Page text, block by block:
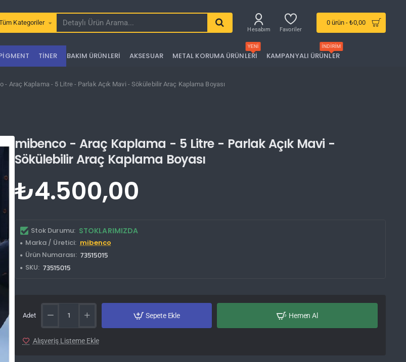
Kategoriler
Hesabım Favoriler
0 ürün - ₺0,00
TINER BAKIM ÜRÜNLERI AKSESUAR METAL KORUMA ÜRÜNLERI
YENI
KAMPANYALI ÜRÜNLER
İNDIRIM
- Araç Kaplama - 5 Litre - Parlak Açık Mavi - Sökülebilir Araç Kaplama Boyası
mibenco - Araç Kaplama - 5 Litre - Parlak Açık Mavi -
Sökülebilir Araç Kaplama Boyası
Stok Durumu: STOKLARIMIZDA
Marka / Üretici: mibenco
Ürün Numarası: 73515015
SKU: 73515015
₺4.500,00
Adet Sepete Ekle Hemen Al
Alışveriş Listeme Ekle